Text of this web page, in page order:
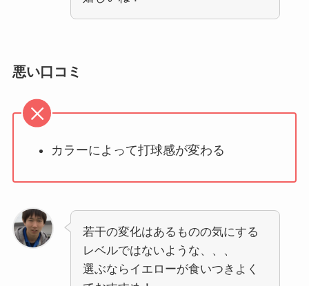
悪い口コミ
カラーによって打球感が変わる
若干の変化はあるものの気にする
レベルではないような、、、
選ぶならイエローが食いつきよく